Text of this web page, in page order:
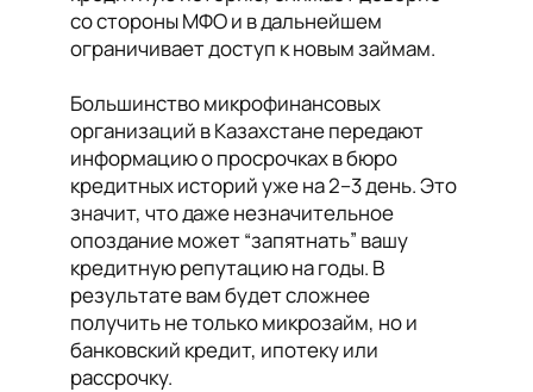
со стороны МФО и в дальнейшем
ограничивает доступ к новым займам.
Большинство микрофинансовых
организаций в Казахстане передают
информацию о просрочках в бюро
кредитных историй уже на 2–3 день. Это
значит, что даже незначительное
опоздание может “запятнать” вашу
кредитную репутацию на годы. В
результате вам будет сложнее
получить не только микрозайм, но и
банковский кредит, ипотеку или
рассрочку.